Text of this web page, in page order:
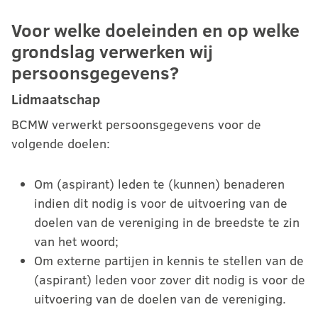
Voor welke doeleinden en op welke
grondslag verwerken wij
persoonsgegevens?
Lidmaatschap
BCMW verwerkt persoonsgegevens voor de
volgende doelen:
Om (aspirant) leden te (kunnen) benaderen
indien dit nodig is voor de uitvoering van de
doelen van de vereniging in de breedste te zin
van het woord;
Om externe partijen in kennis te stellen van de
(aspirant) leden voor zover dit nodig is voor de
uitvoering van de doelen van de vereniging.